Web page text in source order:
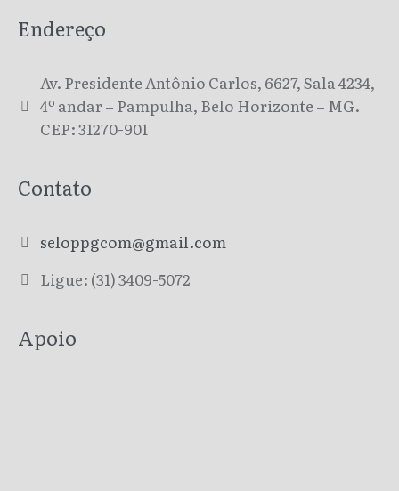
Endereço
Av. Presidente Antônio Carlos, 6627, Sala 4234,
4º andar – Pampulha, Belo Horizonte – MG.
CEP: 31270-901
Contato
seloppgcom@gmail.com
Ligue: (31) 3409-5072
Apoio